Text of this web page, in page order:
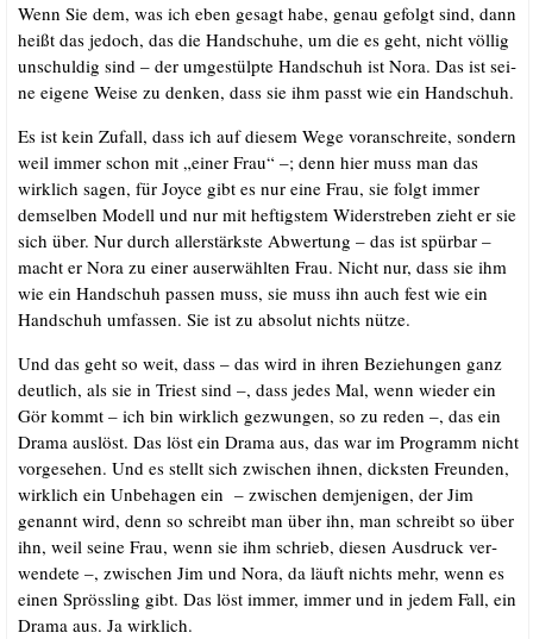
Wenn Sie dem, was ich eben gesagt habe, genau gefolgt sind, dann
heißt das jedoch, das die Hand­schu­he, um die es geht, nicht völ­lig
unschul­dig sind – der umge­stülp­te Hand­schuh ist Nora. Das ist sei­
ne eige­ne Wei­se zu den­ken, dass sie ihm passt wie ein Handschuh.
Es ist kein Zufall, dass ich auf die­sem Wege vor­an­schrei­te, son­dern
weil immer schon mit „einer Frau“ –; denn hier muss man das
wirk­lich sagen, für Joy­ce gibt es nur eine Frau, sie folgt immer
dem­sel­ben Modell und nur mit hef­tigs­tem Wider­stre­ben zieht er sie
sich über. Nur durch aller­stärks­te Abwer­tung – das ist spür­bar –
macht er Nora zu einer aus­er­wähl­ten Frau. Nicht nur, dass sie ihm
wie ein Hand­schuh pas­sen muss, sie muss ihn auch fest wie ein
Hand­schuh umfas­sen. Sie ist zu abso­lut nichts nütze.
Und das geht so weit, dass – das wird in ihren Bezie­hun­gen ganz
deut­lich, als sie in Tri­est sind –, dass jedes Mal, wenn wie­der ein
Gör kommt – ich bin wirk­lich gezwun­gen, so zu reden –, das ein
Dra­ma aus­löst. Das löst ein Dra­ma aus, das war im Pro­gramm nicht
vor­ge­se­hen. Und es stellt sich zwi­schen ihnen, dicks­ten Freun­den,
wirk­lich ein Unbe­ha­gen ein – zwi­schen dem­je­ni­gen, der Jim
genannt wird, denn so schreibt man über ihn, man schreibt so über
ihn, weil sei­ne Frau, wenn sie ihm schrieb, die­sen Aus­druck ver­
wen­de­te –, zwi­schen Jim und Nora, da läuft nichts mehr, wenn es
einen Spröss­ling gibt. Das löst immer, immer und in jedem Fall, ein
Dra­ma aus. Ja wirklich.